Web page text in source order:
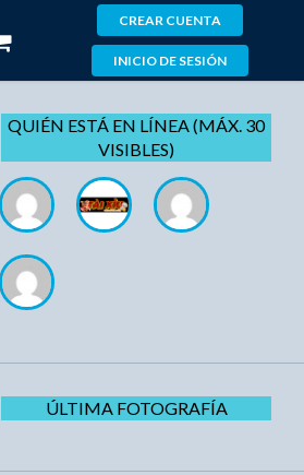
CREAR CUENTA
INICIO DE SESIÓN
QUIÉN ESTÁ EN LÍNEA (MÁX. 30
VISIBLES)
ÚLTIMA FOTOGRAFÍA